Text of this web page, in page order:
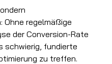
Ohne regelmäßige
der Conversion-Rate
schwierig, fundierte
zu treffen.